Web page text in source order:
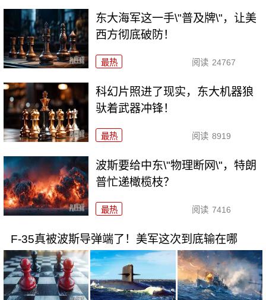
东大海军这一手\"普及牌\"，让美
西方彻底破防！
最热 阅读 24767
科幻片照进了现实，东大机器狼
驮着武器冲锋！
最热 阅读 8919
波斯要给中东\"物理断网\"，特朗
普忙递橄榄枝？
最热 阅读 7416
F-35真被波斯导弹端了！美军这次到底输在哪